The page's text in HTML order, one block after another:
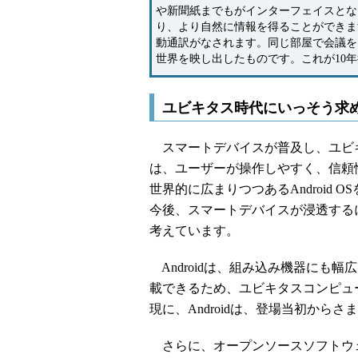
や新聞紙までもがインターフェイスと
り、より自然に情報を得ることができ
動通訳がなされます。同じ部屋で会議
世界を映し出したものです。これが10
ユビキタス時代にいっそう求
スマートデバイスが普及し、ユビ
は、ユーザーが操作しやすく、信
世界的に広まりつつあるAndroid
今後、スマートデバイスが浸透す
考えています。
Androidは、組み込み機器にも幅
載できるため、ユビキタスコンピ
現に、Androidは、登場当初からさ
さらに、オープンソースソフトウ